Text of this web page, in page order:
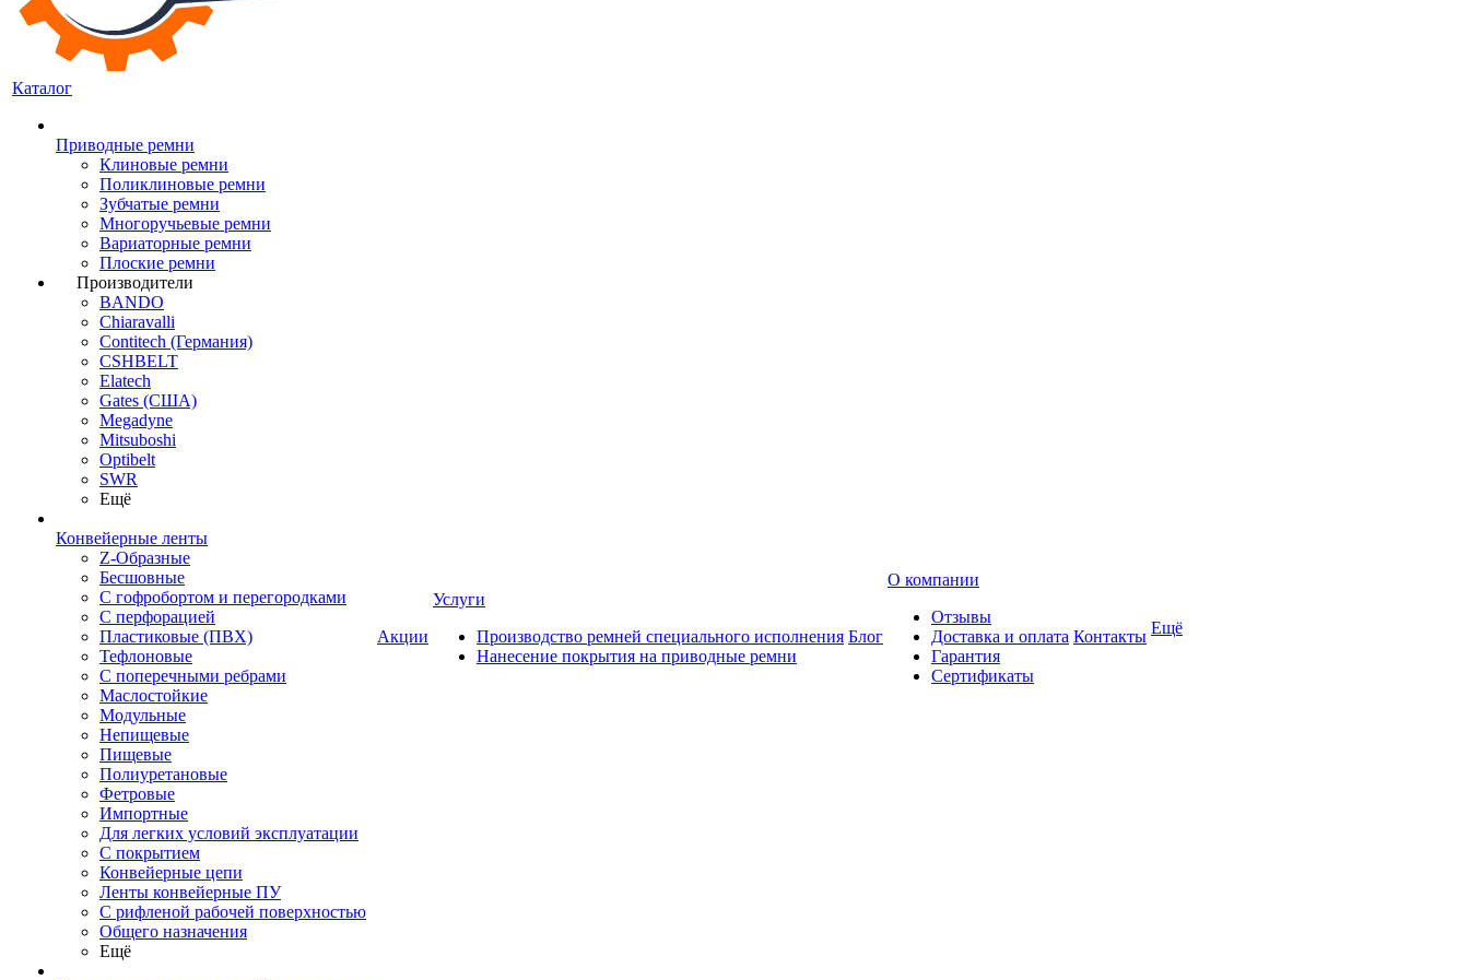
Каталог
Приводные ремни
Клиновые ремни
Поликлиновые ремни
Зубчатые ремни
Многоручьевые ремни
Вариаторные ремни
Плоские ремни
Производители
BANDO
Chiaravalli
Contitech (Германия)
CSHBELT
Elatech
Gates (США)
Megadyne
Mitsuboshi
Optibelt
SWR
Ещё
Конвейерные ленты
Z-Образные
Бесшовные
С гофробортом и перегородками
С перфорацией
Пластиковые (ПВХ)
Тефлоновые
С поперечными ребрами
Маслостойкие
Модульные
Непищевые
Пищевые
Полиуретановые
Фетровые
Импортные
Для легких условий эксплуатации
С покрытием
Конвейерные цепи
Ленты конвейерные ПУ
С рифленой рабочей поверхностью
Общего назначения
Ещё
Акции
Услуги
Производство ремней специального исполнения
Нанесение покрытия на приводные ремни
Блог
О компании
Отзывы
Доставка и оплата
Гарантия
Сертификаты
Контакты Ещё